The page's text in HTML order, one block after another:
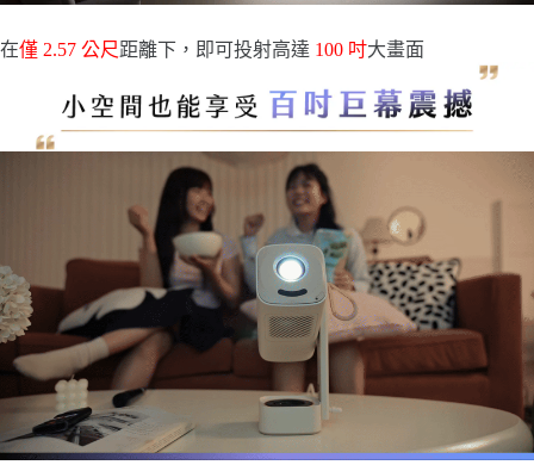
在僅 2.57 公尺距離下，即可投射高達 100 吋大畫面